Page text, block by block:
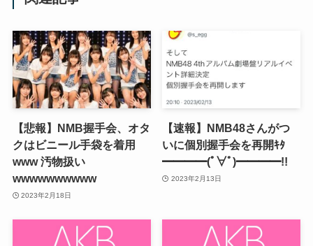
【悲報】NMB握手会、オタ
クはビニール手袋を着用
www 汚物扱い
wwwwwwwwww
2023年2月18日
【速報】NMB48さんがつ
いに個別握手会を再開ｷﾀ
━━━━(ﾟ∀ﾟ)━━━━!!
2023年2月13日